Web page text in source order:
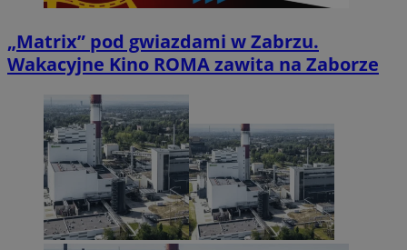
„Matrix” pod gwiazdami w Zabrzu.
Wakacyjne Kino ROMA zawita na Zaborze